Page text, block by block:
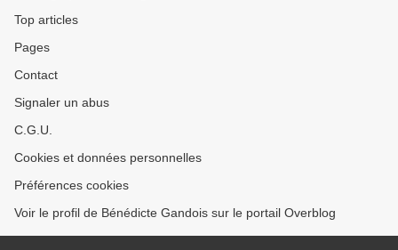
Top articles
Pages
Contact
Signaler un abus
C.G.U.
Cookies et données personnelles
Préférences cookies
Voir le profil de Bénédicte Gandois sur le portail Overblog